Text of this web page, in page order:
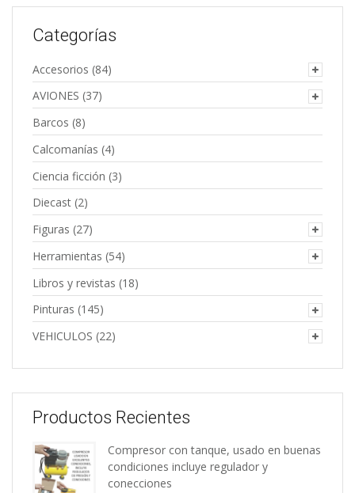
Categorías
Accesorios (84)
AVIONES (37)
Barcos (8)
Calcomanías (4)
Ciencia ficción (3)
Diecast (2)
Figuras (27)
Herramientas (54)
Libros y revistas (18)
Pinturas (145)
VEHICULOS (22)
Productos Recientes
Compresor con tanque, usado en buenas
condiciones incluye regulador y
conecciones